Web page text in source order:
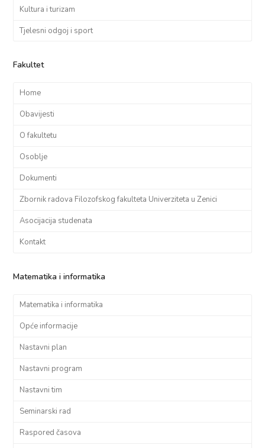
Kultura i turizam
Tjelesni odgoj i sport
Fakultet
Home
Obavijesti
O fakultetu
Osoblje
Dokumenti
Zbornik radova Filozofskog fakulteta Univerziteta u Zenici
Asocijacija studenata
Kontakt
Matematika i informatika
Matematika i informatika
Opće informacije
Nastavni plan
Nastavni program
Nastavni tim
Seminarski rad
Raspored časova